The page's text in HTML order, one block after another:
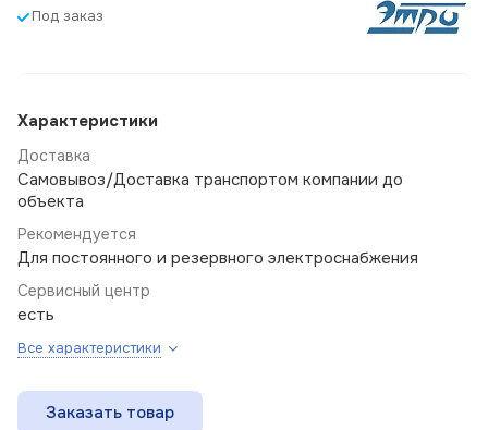
Под заказ
Характеристики
Доставка
Самовывоз/Доставка транспортом компании до
объекта
Рекомендуется
Для постоянного и резервного электроснабжения
Сервисный центр
есть
Все характеристики
Заказать товар